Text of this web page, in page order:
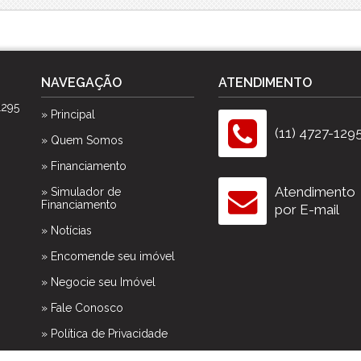
Spazio Club
Summer Sun
Veneza
Victória Neta
Vivance
NAVEGAÇÃO
» Principal
» Quem Somos
» Financiamento
» Simulador de
Financiamento
» Notícias
» Encomende seu imóvel
» Negocie seu Imóvel
» Fale Conosco
» Política de Privacidade
ATENDIMENTO
(11) 4727-
Atendimento
por E-mail